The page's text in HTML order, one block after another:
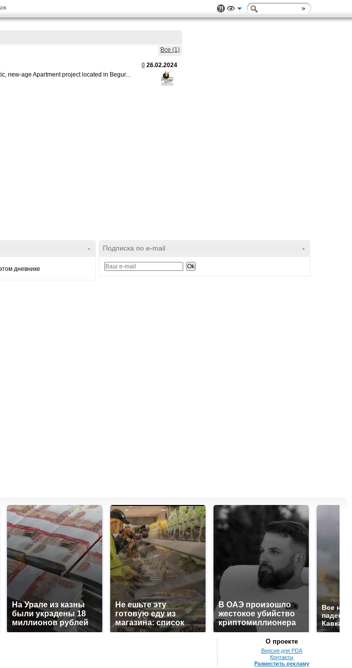
Все (1)
0 26.02.2024
new-age Apartment project located in Begur...
-
дневнике
-
Подписка по e-mail
На Урале из казны
были украдены 18
миллионов рублей
Не ешьте эту
готовую еду из
магазина: список
В ОАЭ произошло
жестокое убийство
криптомиллионера
Все
О проекте
Версия для PDA
Контакты
Разместить рекламу